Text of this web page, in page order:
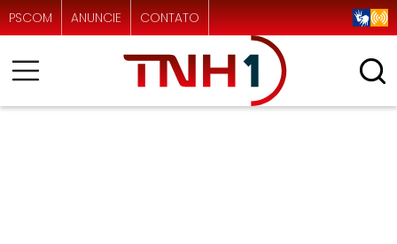
PSCOM ANUNCIE CONTATO